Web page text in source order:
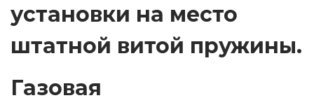
е
м
я
установки на место
штатной витой пружины.
Газовая